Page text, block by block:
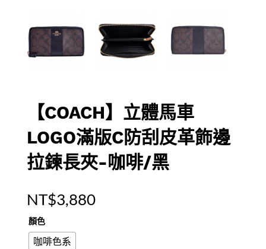
【COACH】立體馬車
LOGO滿版C防刮皮革飾邊
拉鍊長夾-咖啡/黑
NT$3,880
顏色
咖啡色系